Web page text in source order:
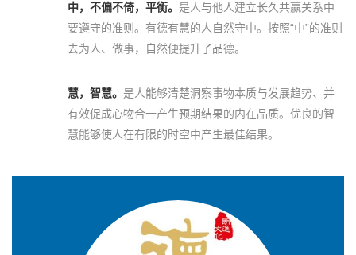
中，不偏不倚，平衡。 是人与他人建立长久共赢关系中
要遵守的准则。有德有慧的人自然守中。按照“中”的准则
去为人、做事，自然便提升了品德。
慧，智慧。 是人能够清楚洞察事物本质与发展趋势、并
有效促成心物合一产生预期结果的内在品质。优良的智
慧能够使人在有限的时空中产生最佳结果。